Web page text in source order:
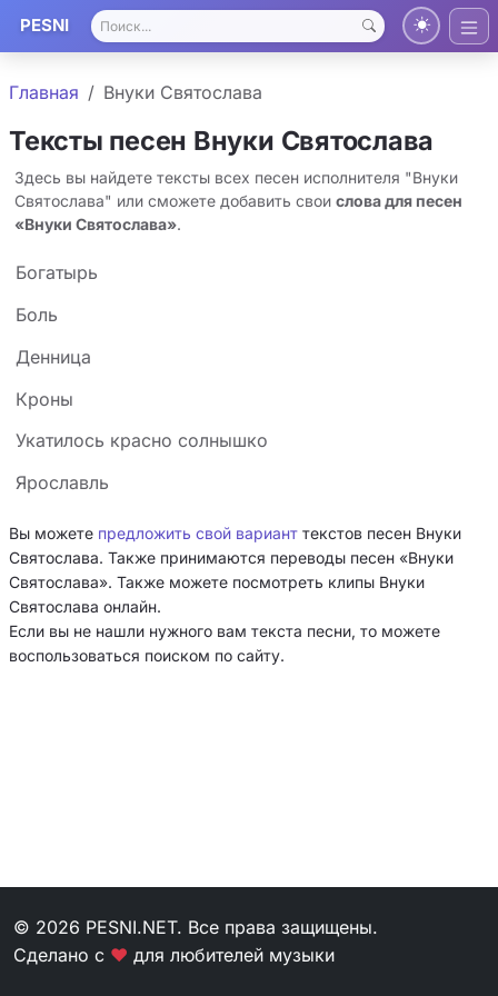
PESNI
Главная Внуки Святослава
Тексты песен Внуки Святослава
Здесь вы найдете тексты всех песен исполнителя "Внуки
Святослава" или сможете добавить свои слова для песен
«Внуки Святослава».
Богатырь
Боль
Денница
Кроны
Укатилось красно солнышко
Ярославль
Вы можете предложить свой вариант текстов песен Внуки
Святослава. Также принимаются переводы песен «Внуки
Святослава». Также можете посмотреть клипы Внуки
Святослава онлайн.
Если вы не нашли нужного вам текста песни, то можете
воспользоваться поиском по сайту.
© 2026 PESNI.NET. Все права защищены.
Сделано с ❤ для любителей музыки